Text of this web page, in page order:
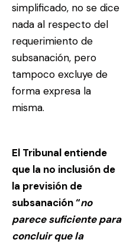
simplificado, no se dice
nada al respecto del
requerimiento de
subsanación, pero
tampoco excluye de
forma expresa la
misma.
El Tribunal entiende
que la no inclusión de
la previsión de
subsanación “no
parece suficiente para
concluir que la